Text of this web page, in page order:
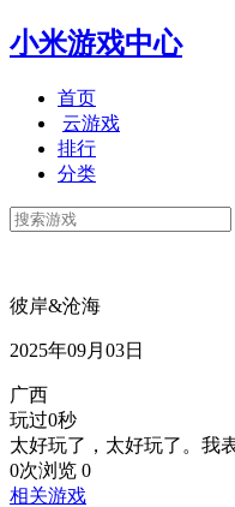
小米游戏中心
首页
云游戏
排行
分类
彼岸&沧海
2025年09月03日
广西
玩过0秒
太好玩了，太好玩了。我
0次浏览 0
相关游戏